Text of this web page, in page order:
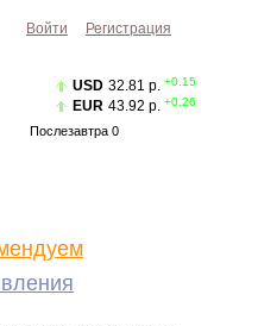
Послезавтра 0
USD 32.81 р. +0.15
EUR 43.92 р. +0.26
Войти Регистрация